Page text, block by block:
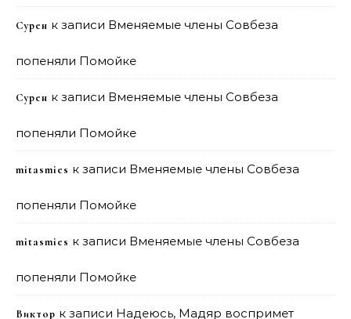
Сурен к записи Вменяемые члены Совбеза
попеняли Помойке
Сурен к записи Вменяемые члены Совбеза
попеняли Помойке
mitasmies к записи Вменяемые члены Совбеза
попеняли Помойке
mitasmies к записи Вменяемые члены Совбеза
попеняли Помойке
Виктор к записи Надеюсь, Мадяр воспримет